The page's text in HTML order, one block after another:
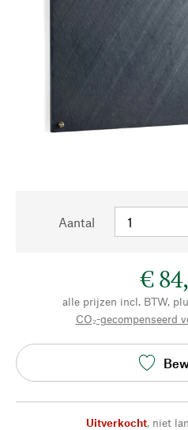
Aantal
€
alle prijzen incl. BTW,
CO₂-gecompenseerd
Uitverkocht, niet